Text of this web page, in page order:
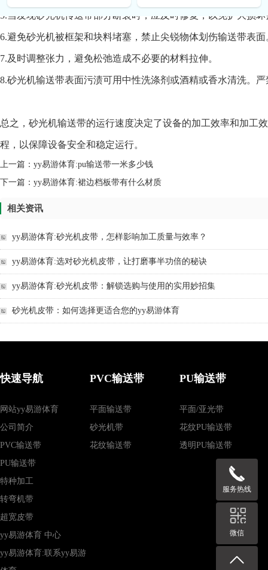
5.当发现砂光机传送带部分断裂时，应及时修复，以免扩大损坏
6.避免砂光机被框架和块料堵塞，禁止尖锐物体划伤输送带表面
7.及时调整张力，避免松弛造成不必要的材料拉伸。
8.砂光机输送带表面污渍可用中性洗涤剂或酒精或香水清洗。
总之，砂光机输送带的运行速度决定了设备的加工效率和加工
程，以保障设备安全和稳定运行。
上一篇： yy易游体育:pu输送带一米多少钱
下一篇： yy易游体育:裙边档板带有什么材质
相关资讯
yy易游体育:砂光机皮带，怎样影响加工质量与效率？
yy易游体育:选对砂光机皮带，让打磨事半功倍的秘诀
yy易游体育:砂光机皮带：解锁选购与使用的实用妙招集
砂光机皮带：如何选择更适合您的yy易游体育
快速导航
网站yy易游体育
公司简介
PVC输送带
PU输送带
特种加工
转弯机带
超宽皮带
yy易游体育 中心
yy易游体育:联系yy易游
PVC输送带
平面输送带
砂光机带
花纹输送带
PU输送带
平面/亚光带
花纹PU输送带
透明PU输送带
服务热线
微信